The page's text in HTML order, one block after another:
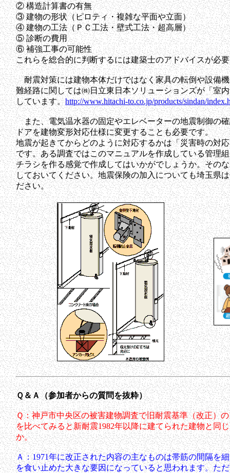
② 構造計算書の有無
③ 建物の形状（ピロティ・複雑な平面や立面）
④ 建物の工法（ＰＣ工法・壁式工法・超高層）
⑤ 診断の費用
⑥ 補強工事の可能性
これらを総合的に判断するには建築士のアドバイスが必
耐震対策には建物本体だけではなく家具の転倒や設備
難経路に関しては㈱日立東日本ソリューションズが「室
しています。http://www.hitachi-to.co.jp/products/sindan/
また、電気温水器の固定やエレベーターの地震制御の
ドアを建物変形対応仕様に変更することも必要です。
地震が起きてからどのように対応するかは「災害時の対
です。ある調査ではこのマニュアルを作成している管理
チラシを作る感覚で作成してはいかがでしょうか。その
しておいてください。地震保険の加入についても埼玉県
ださい。
Ｑ＆Ａ（参加者からの質問を抜粋）
Ｑ：神戸市中央区の被害建物調査で旧耐震基準（改正）
を比べてみると新耐震1982年以降に建てられた建物と同
か。
Ａ：1971年に改正された内容の主なものは帯筋の間隔を
を食い止めた大きな要因になっていると思われます。た